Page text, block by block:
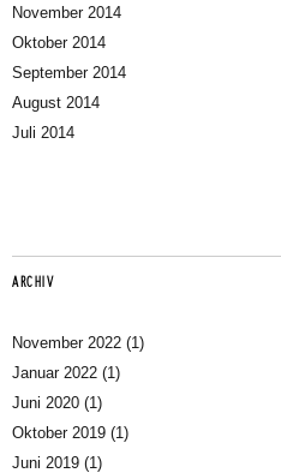
November 2014
Oktober 2014
September 2014
August 2014
Juli 2014
ARCHIV
November 2022 (1)
Januar 2022 (1)
Juni 2020 (1)
Oktober 2019 (1)
Juni 2019 (1)